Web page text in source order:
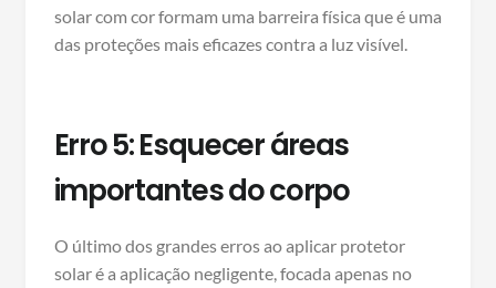
solar com cor formam uma barreira física que é uma
das proteções mais eficazes contra a luz visível.
Erro 5: Esquecer áreas
importantes do corpo
O último dos grandes erros ao aplicar protetor
solar é a aplicação negligente, focada apenas no